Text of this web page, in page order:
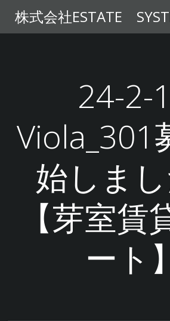
ン
テ
ス
キ
プ
株式会社ESTATE
24-2-
Viola_301
始しまし
【芽室賃
ート】